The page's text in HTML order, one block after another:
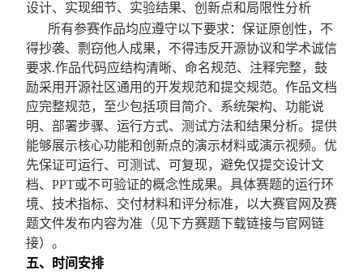
设计、实现细节、实验结果、创新点和局限性分析
所有参赛作品均应遵守以下要求：保证原创性，不
得抄袭、剽窃他人成果，不得违反开源协议和学术诚信
要求.作品代码应结构清晰、命名规范、注释完整，鼓
励采用开源社区通用的开发规范和提交规范。 作品文档
应完整规范，至少包括项目简介、系统架构、功能说
明、部署步骤、运行方式、测试方法和结果分析。 提供
能够展示核心功能和创新点的演示材料或演示视频。 优
先保证可运行、可测试、可复现，避免仅提交设计文
档、 PPT或不可验证的概念性成果。 具体赛题的运行环
境、技术指标、交付材料和评分标准，以大赛官网及赛
题文件发布内容为准 （见下方赛题下载链接与官网链
接） 。
五、时间安排